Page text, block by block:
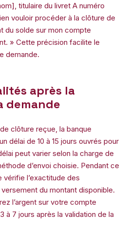
titulaire du livret A numéro
vouloir procéder à la clôture de
du solde sur mon compte
» Cette précision facilite le
demande.
après la
demande
clôture reçue, la banque
délai de 10 à 15 jours ouvrés pour
peut varier selon la charge de
d’envoi choisie. Pendant ce
vérifie l’exactitude des
du montant disponible.
l’argent sur votre compte
à 7 jours après la validation de la